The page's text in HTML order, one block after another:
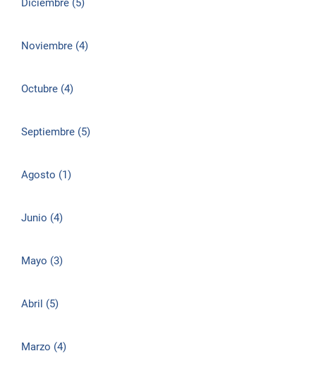
Diciembre (5)
Noviembre (4)
Octubre (4)
Septiembre (5)
Agosto (1)
Junio (4)
Mayo (3)
Abril (5)
Marzo (4)